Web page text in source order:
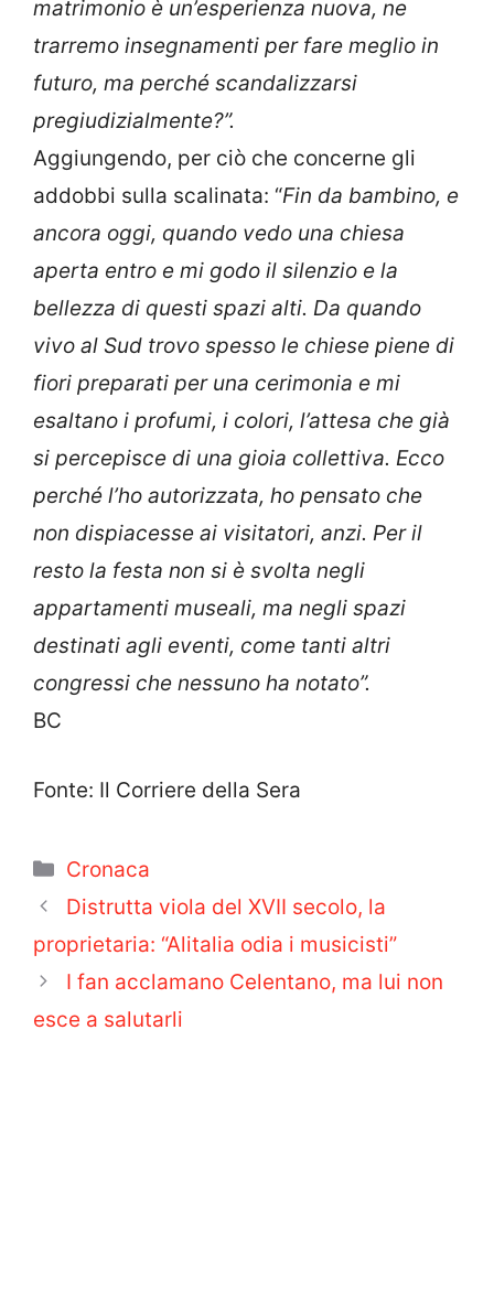
matrimonio è un’esperienza nuova, ne
trarremo insegnamenti per fare meglio in
futuro, ma perché scandalizzarsi
pregiudizialmente?”.
Aggiungendo, per ciò che concerne gli
addobbi sulla scalinata: “Fin da bambino, e
ancora oggi, quando vedo una chiesa
aperta entro e mi godo il silenzio e la
bellezza di questi spazi alti. Da quando
vivo al Sud trovo spesso le chiese piene di
fiori preparati per una cerimonia e mi
esaltano i profumi, i colori, l’attesa che già
si percepisce di una gioia collettiva. Ecco
perché l’ho autorizzata, ho pensato che
non dispiacesse ai visitatori, anzi. Per il
resto la festa non si è svolta negli
appartamenti museali, ma negli spazi
destinati agli eventi, come tanti altri
congressi che nessuno ha notato”.
BC
Fonte: Il Corriere della Sera
Categorie
Cronaca
Distrutta viola del XVII secolo, la
proprietaria: “Alitalia odia i musicisti”
I fan acclamano Celentano, ma lui non
esce a salutarli